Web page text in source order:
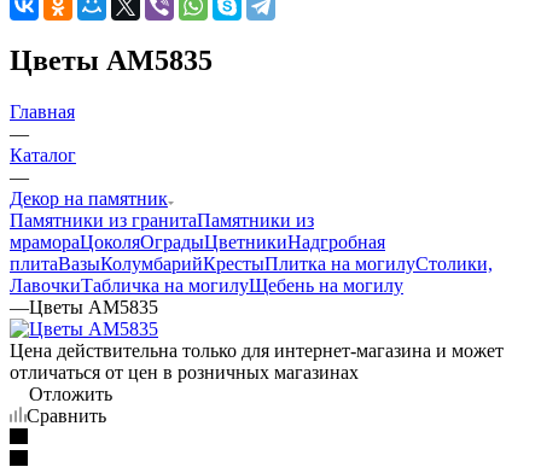
Цветы AM5835
Главная
—
Каталог
—
Декор на памятник
Памятники из гранитаПамятники из
мрамораЦоколяОградыЦветникиНадгробная
плитаВазыКолумбарийКрестыПлитка на могилуСтолики,
ЛавочкиТабличка на могилуЩебень на могилу
—Цветы AM5835
Цена действительна только для интернет-магазина и может
отличаться от цен в розничных магазинах
Отложить
Сравнить